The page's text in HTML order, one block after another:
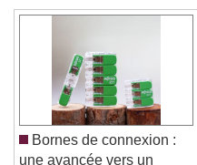
Text
Color
Caption Area
Color
Font Size
Bornes de connexion :